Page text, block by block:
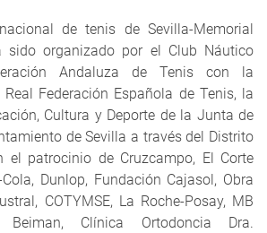
de tenis de Sevilla-Memorial
sido organizado por el Club Náutico
Andaluza de Tenis con la
Federación Española de Tenis, la
Cultura y Deporte de la Junta de
de Sevilla a través del Distrito
el patrocinio de Cruzcampo, El Corte
Cola, Dunlop, Fundación Cajasol, Obra
COTYMSE, La Roche-Posay, MB
Beiman, Clínica Ortodoncia Dra.